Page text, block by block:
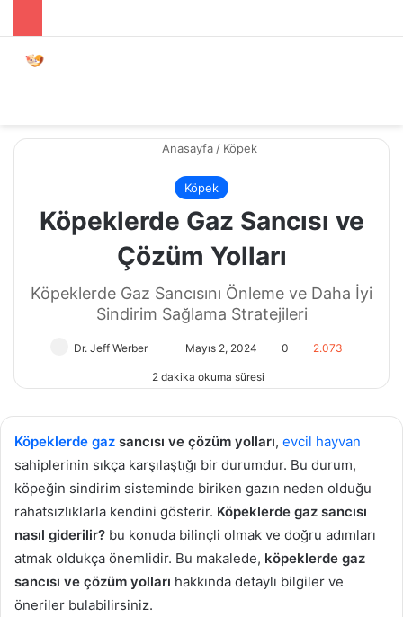
Anasayfa / Köpek
Köpek
Köpeklerde Gaz Sancısı ve
Çözüm Yolları
Köpeklerde Gaz Sancısını Önleme ve Daha İyi
Sindirim Sağlama Stratejileri
Dr. Jeff Werber
posta
Mayıs 2, 2024 0 2.073
2 dakika okuma süresi
Köpeklerde gaz sancısı ve çözüm yolları, evcil hayvan
sahiplerinin sıkça karşılaştığı bir durumdur. Bu durum,
köpeğin sindirim sisteminde biriken gazın neden olduğu
rahatsızlıklarla kendini gösterir. Köpeklerde gaz sancısı
nasıl giderilir? bu konuda bilinçli olmak ve doğru adımları
atmak oldukça önemlidir. Bu makalede, köpeklerde gaz
sancısı ve çözüm yolları hakkında detaylı bilgiler ve
öneriler bulabilirsiniz.